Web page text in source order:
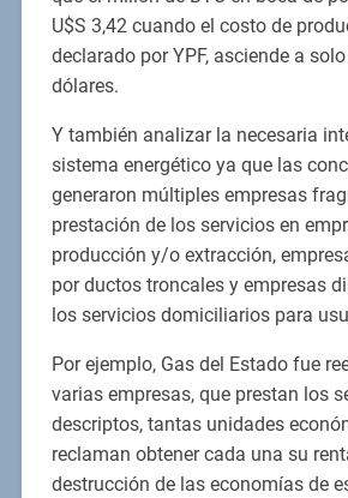
U$S 3,42 cuando el costo de
declarado por YPF, asciende a
dólares.
Y también analizar la necesaria
sistema energético ya que las
generaron múltiples empresas
prestación de los servicios en
producción y/o extracción,
por ductos troncales y empresas
los servicios domiciliarios para
Por ejemplo, Gas del Estado fue
varias empresas, que prestan los
descriptos, tantas unidades
reclaman obtener cada una su
destrucción de las economías de